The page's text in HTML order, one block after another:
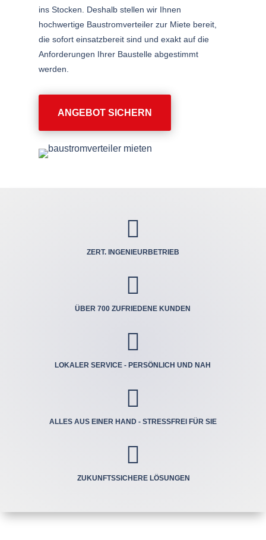
ins Stocken. Deshalb stellen wir Ihnen
hochwertige Baustromverteiler zur Miete bereit,
die sofort einsatzbereit sind und exakt auf die
Anforderungen Ihrer Baustelle abgestimmt
werden.
ANGEBOT SICHERN

ZERT. INGENIEUR­BETRIEB

ÜBER 700 ZUFRIEDENE KUNDEN

LOKALER SERVICE - PERSÖNLICH UND NAH

ALLES AUS EINER HAND - STRESSFREI FÜR SIE

ZUKUNFTSSICHERE LÖSUNGEN